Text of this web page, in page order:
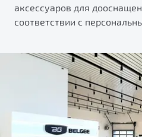
Обзор В наличии
аксессуаров для
соответствии с